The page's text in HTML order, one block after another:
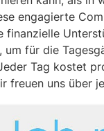
engagierte
finanzielle
für die
Tag kostet
freuen uns über